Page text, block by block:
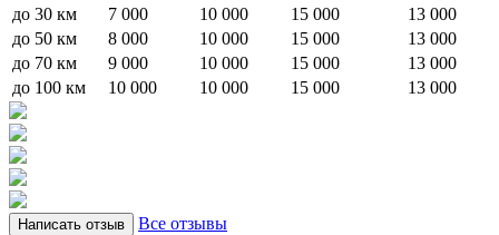
до 30 км
7 000 10 000 15 000
13 000
до 50 км
8 000 10 000 15 000
13 000
до 70 км
9 000 10 000 15 000
13 000
до 100 км
10 000 10 000 15 000 13 000
Написать отзыв Все отзывы